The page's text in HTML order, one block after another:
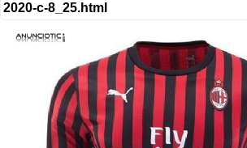
2020-c-8_25.html